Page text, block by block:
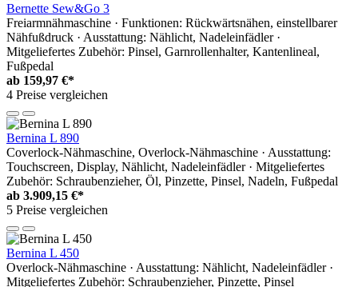
Bernette Sew&Go 3
Freiarmnähmaschine · Funktionen: Rückwärtsnähen, einstellbarer
Nähfußdruck · Ausstattung: Nählicht, Nadeleinfädler ·
Mitgeliefertes Zubehör: Pinsel, Garnrollenhalter, Kantenlineal,
Fußpedal
ab 159,97 €*
4 Preise vergleichen
Bernina L 890
Coverlock-Nähmaschine, Overlock-Nähmaschine · Ausstattung:
Touchscreen, Display, Nählicht, Nadeleinfädler · Mitgeliefertes
Zubehör: Schraubenzieher, Öl, Pinzette, Pinsel, Nadeln, Fußpedal
ab 3.909,15 €*
5 Preise vergleichen
Bernina L 450
Overlock-Nähmaschine · Ausstattung: Nählicht, Nadeleinfädler ·
Mitgeliefertes Zubehör: Schraubenzieher, Pinzette, Pinsel